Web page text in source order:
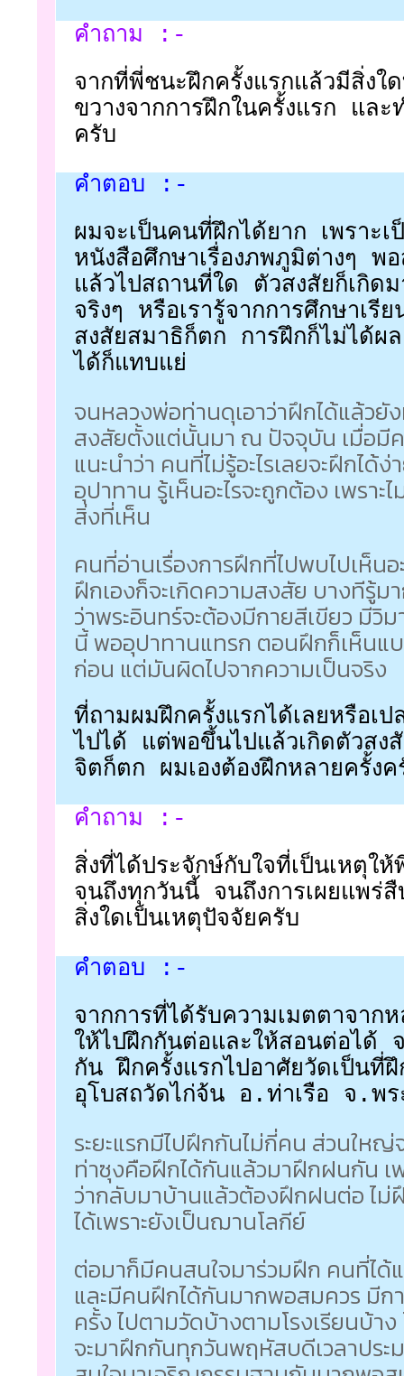
คำถาม :-
จากที่พี่ชนะฝึกครั้งแรกแล้วมีสิ่งใ
ขวางจากการฝึกในครั้งแรก และ
ครับ
คำตอบ :-
ผมจะเป็นคนที่ฝึกได้ยาก เพราะ
หนังสือศึกษาเรื่องภพภูมิต่างๆ พ
แล้วไปสถานที่ใด ตัวสงสัยก็เกิด
จริงๆ หรือเรารู้จากการศึกษาเรี
สงสัยสมาธิก็ตก การฝึกก็ไม่ได้ผ
ได้ก็แทบแย่
จนหลวงพ่อท่านดุเอาว่าฝึกได้แล้วยั
สงสัยตั้งแต่นั้นมา ณ ปัจจุบัน เมื่อมี
แนะนำว่า คนที่ไม่รู้อะไรเลยจะฝึกได้ง่
อุปาทาน รู้เห็นอะไรจะถูกต้อง เพรา
สิ่งที่เห็น
คนที่อ่านเรื่องการฝึกที่ไปพบไปเห็น
ฝึกเองก็จะเกิดความสงสัย บางทีรู้ม
ว่าพระอินทร์จะต้องมีกายสีเขียว มี
นี้ พออุปาทานแทรก ตอนฝึกก็เห็นแ
ก่อน แต่มันผิดไปจากความเป็นจริง
ที่ถามผมฝึกครั้งแรกได้เลยหรือเ
ไปได้ แต่พอขึ้นไปแล้วเกิดตัวสง
จิตก็ตก ผมเองต้องฝึกหลายครั้งค
คำถาม :-
สิ่งที่ได้ประจักษ์กับใจที่เป็นเหตุใ
จนถึงทุกวันนี้ จนถึงการเผยแพร่
สิ่งใดเป็นเหตุปัจจัยครับ
คำตอบ :-
จากการที่ได้รับความเมตตาจา
ให้ไปฝึกกันต่อและให้สอนต่อได้
กัน ฝึกครั้งแรกไปอาศัยวัดเป็นที่
อุโบสถวัดไก่จ้น อ.ท่าเรือ จ.พร
ระยะแรกมีไปฝึกกันไม่กี่คน ส่วนใหญ่
ท่าซุงคือฝึกได้กันแล้วมาฝึกฝนกัน เ
ว่ากลับมาบ้านแล้วต้องฝึกฝนต่อ ไม่
ได้เพราะยังเป็นฌานโลกีย์
ต่อมาก็มีคนสนใจมาร่วมฝึก คนที่ได้
และมีคนฝึกได้กันมากพอสมควร มีก
ครั้ง ไปตามวัดบ้างตามโรงเรียนบ้า
จะมาฝึกกันทุกวันพฤหัสบดีเวลาปร